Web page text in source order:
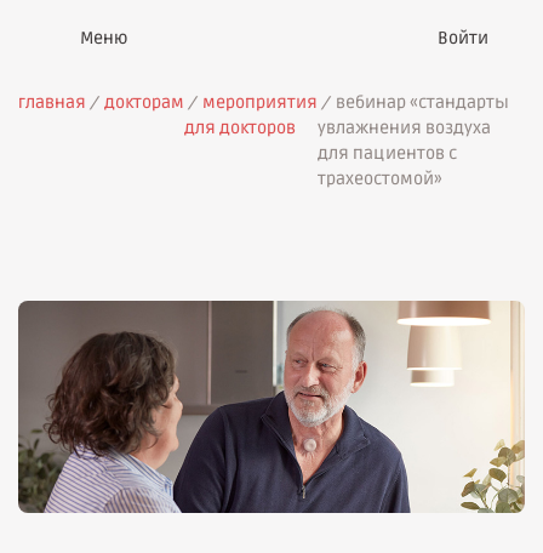
Войти
главная докторам
мероприятия
для докторов
вебинар «стандарты
увлажнения воздуха
для пациентов с
трахеостомой»